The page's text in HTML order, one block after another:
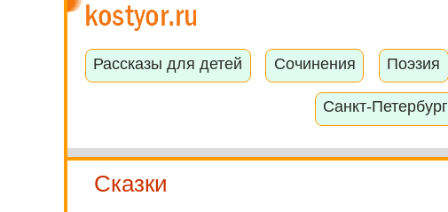
Рассказы для детей Сочинения Поэзия
Санкт-Петербург
Сказки